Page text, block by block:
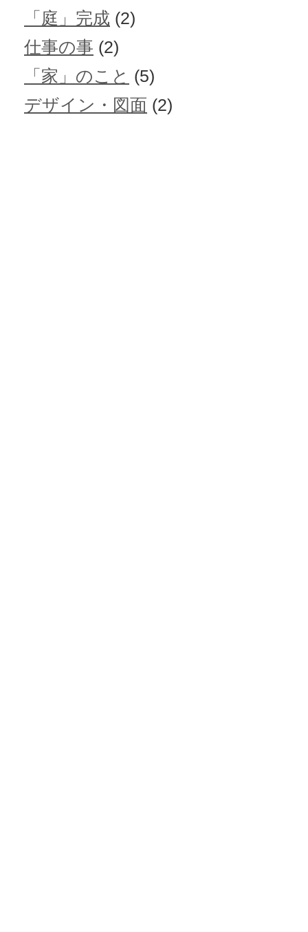
「庭」完成 (2)
仕事の事 (2)
「家」のこと (5)
デザイン・図面 (2)